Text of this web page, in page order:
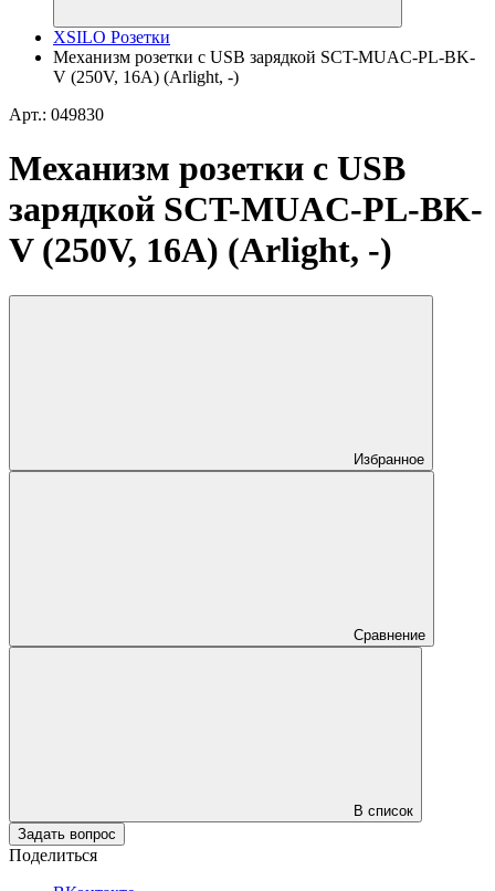
XSILO Розетки
Механизм розетки с USB зарядкой SCT-MUAC-PL-BK-
V (250V, 16A) (Arlight, -)
Арт.: 049830
Механизм розетки с USB
зарядкой SCT-MUAC-PL-BK-
V (250V, 16A) (Arlight, -)
Избранное
Сравнение
В список
Задать вопрос
Поделиться